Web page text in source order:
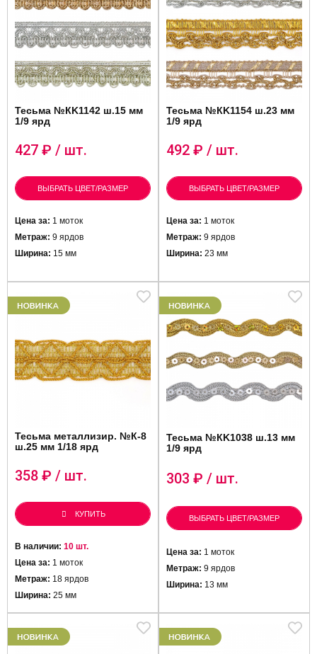
Тесьма №КK1142 ш.15 мм
1/9 ярд
427 ₽ / шт.
ВЫБРАТЬ ЦВЕТ/РАЗМЕР
Цена за: 1 моток
Метраж: 9 ярдов
Ширина: 15 мм
Тесьма №КK1154 ш.23 мм
1/9 ярд
492 ₽ / шт.
ВЫБРАТЬ ЦВЕТ/РАЗМЕР
Цена за: 1 моток
Метраж: 9 ярдов
Ширина: 23 мм
Тесьма металлизир. №К-8
ш.25 мм 1/18 ярд
358 ₽ / шт.
КУПИТЬ
В наличии: 10 шт.
Цена за: 1 моток
Метраж: 18 ярдов
Ширина: 25 мм
Тесьма №КK1038 ш.13 мм
1/9 ярд
303 ₽ / шт.
ВЫБРАТЬ ЦВЕТ/РАЗМЕР
Цена за: 1 моток
Метраж: 9 ярдов
Ширина: 13 мм